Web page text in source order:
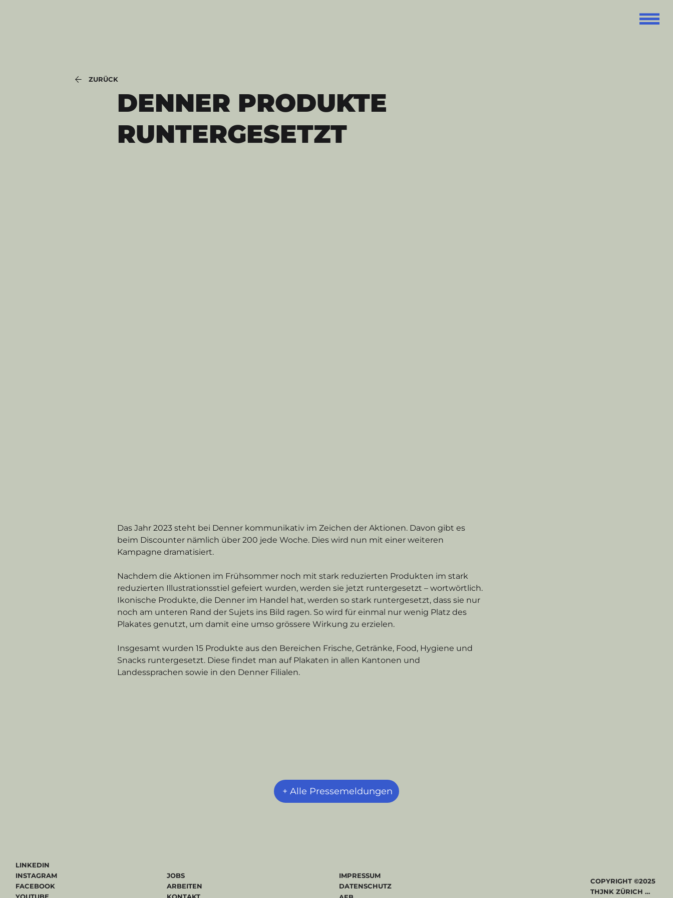
+ Alle Pressemeldungen
DENNER PRODUKTE
RUNTERGESETZT
Das Jahr 2023 steht bei Denner kommunikativ im Zeichen der Aktionen. Davon gibt es
beim Discounter nämlich über 200 jede Woche. Dies wird nun mit einer weiteren
Kampagne dramatisiert.
Nachdem die Aktionen im Frühsommer noch mit stark reduzierten Produkten im stark
reduzierten Illustrationsstiel gefeiert wurden, werden sie jetzt runtergesetzt – wortwörtlich.
Ikonische Produkte, die Denner im Handel hat, werden so stark runtergesetzt, dass sie nur
noch am unteren Rand der Sujets ins Bild ragen. So wird für einmal nur wenig Platz des
Plakates genutzt, um damit eine umso grössere Wirkung zu erzielen.
Insgesamt wurden 15 Produkte aus den Bereichen Frische, Getränke, Food, Hygiene und
Snacks runtergesetzt. Diese findet man auf Plakaten in allen Kantonen und
Landessprachen sowie in den Denner Filialen.
ZURÜCK
JOBS
ARBEITEN
LINKEDIN
INSTAGRAM
FACEBOOK
COPYRIGHT ©2025
THJNK ZÜRICH AG
IMPRESSUM
DATENSCHUTZ